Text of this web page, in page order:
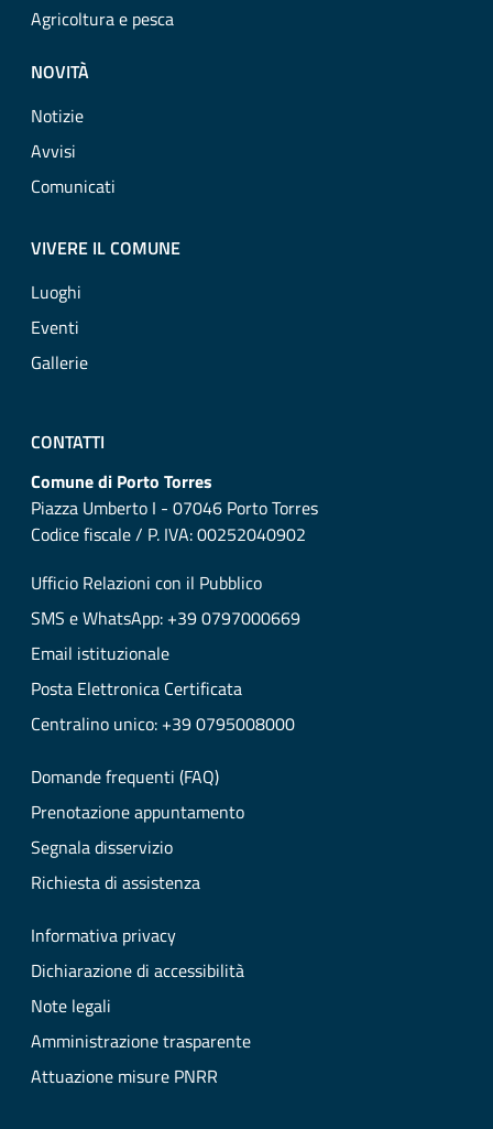
Agricoltura e pesca
NOVITÀ
Notizie
Avvisi
Comunicati
VIVERE IL COMUNE
Luoghi
Eventi
Gallerie
CONTATTI
Comune di Porto Torres
Piazza Umberto I - 07046 Porto Torres
Codice fiscale / P. IVA: 00252040902
Ufficio Relazioni con il Pubblico
SMS e WhatsApp: +39 0797000669
Email istituzionale
Posta Elettronica Certificata
Centralino unico: +39 0795008000
Domande frequenti (FAQ)
Prenotazione appuntamento
Segnala disservizio
Richiesta di assistenza
Informativa privacy
Dichiarazione di accessibilità
Note legali
Amministrazione trasparente
Attuazione misure PNRR